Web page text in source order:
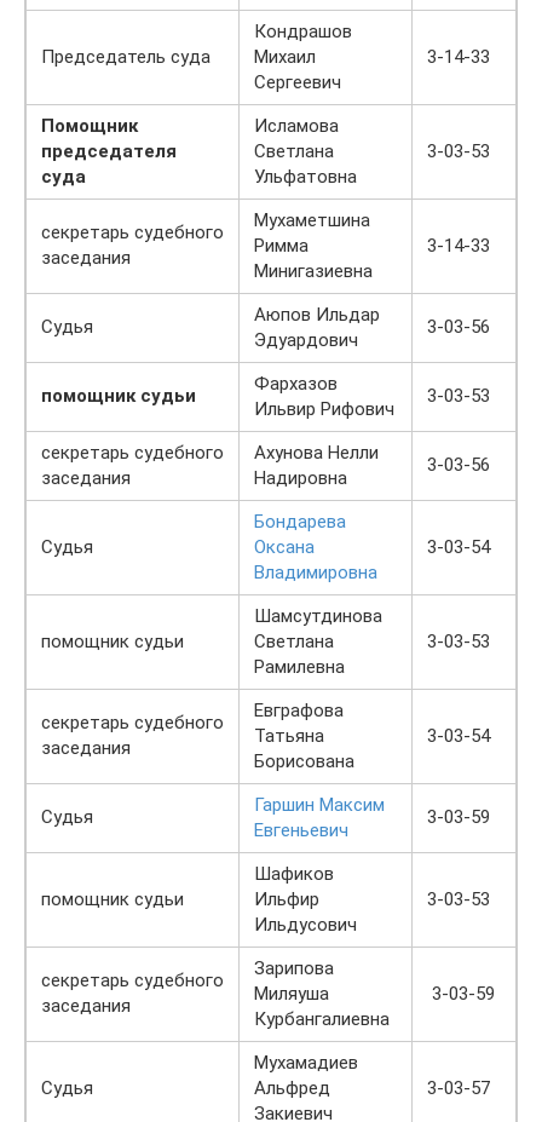
Председатель суда
Кондрашов
Михаил
Сергеевич
3-14-33
Помощник
председателя
суда
Исламова
Светлана
Ульфатовна
3-03-53
секретарь судебного
заседания
Мухаметшина
Римма
Минигазиевна
3-14-33
Судья
Аюпов Ильдар
Эдуардович
3-03-56
помощник судьи
Фархазов
Ильвир Рифович
3-03-53
секретарь судебного
заседания
Ахунова Нелли
Надировна
3-03-56
Судья
Бондарева
Оксана
Владимировна
3-03-54
помощник судьи
Шамсутдинова
Светлана
Рамилевна
3-03-53
секретарь судебного
заседания
Евграфова
Татьяна
Борисована
3-03-54
Судья
Гаршин Максим
Евгеньевич
3-03-59
помощник судьи
Шафиков
Ильфир
Ильдусович
3-03-53
секретарь судебного
заседания
Зарипова
Миляуша
Курбангалиевна
3-03-59
Судья
Мухамадиев
Альфред
Закиевич
3-03-57